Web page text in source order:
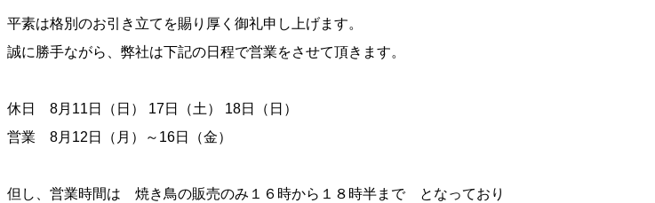
平素は格別のお引き立てを賜り厚く御礼申し上げます。
誠に勝手ながら、弊社は下記の日程で営業をさせて頂きます。
休日 8月11日（日） 17日（土） 18日（日）
営業 8月12日（月）～16日（金）
但し、営業時間は 焼き鳥の販売のみ１６時から１８時半まで となっており